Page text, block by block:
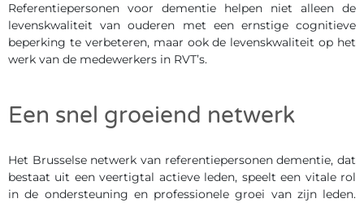
Referentiepersonen voor dementie helpen niet alleen de
levenskwaliteit van ouderen met een ernstige cognitieve
beperking te verbeteren, maar ook de levenskwaliteit op het
werk van de medewerkers in RVT’s.
Een snel groeiend netwerk
Het Brusselse netwerk van referentiepersonen dementie, dat
bestaat uit een veertigtal actieve leden, speelt een vitale rol
in de ondersteuning en professionele groei van zijn leden.